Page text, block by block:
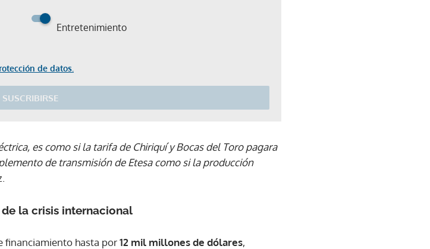
Entretenimiento
de datos.
SUSCRIBIRSE
es como si la tarifa de Chiriquí y Bocas del Toro pagara
de transmisión de Etesa como si la producción
la crisis internacional
financiamiento hasta por12 mil millones de dólares,